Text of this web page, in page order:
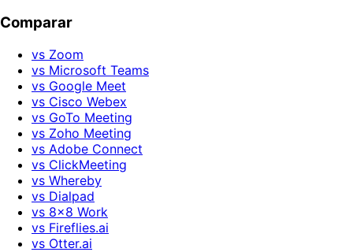
Comparar
vs Zoom
vs Microsoft Teams
vs Google Meet
vs Cisco Webex
vs GoTo Meeting
vs Zoho Meeting
vs Adobe Connect
vs ClickMeeting
vs Whereby
vs Dialpad
vs 8x8 Work
vs Fireflies.ai
vs Otter.ai